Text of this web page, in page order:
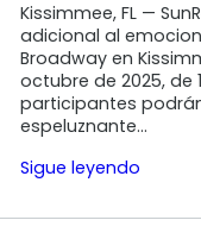
Kissimmee, FL —
adicional al
Broadway en
octubre de 2025, de
participantes
espeluznante…
Sigue leyendo